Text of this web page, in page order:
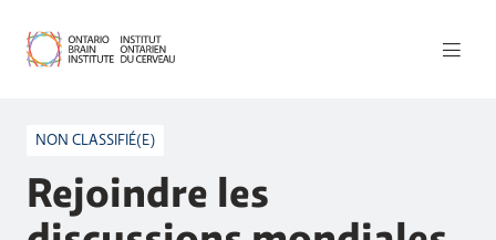
NON CLASSIFIÉ(E)
Rejoindre les